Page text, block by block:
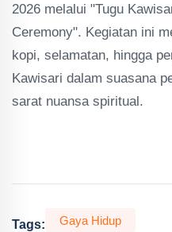
2026 melalui "Tugu
Ceremony". Kegiatan ini
kopi, selamatan, hingga
Kawisari dalam suasana
sarat nuansa spiritual.
Tags: Gaya Hidup